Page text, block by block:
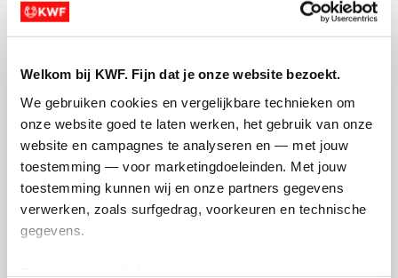
Welkom bij KWF. Fijn dat je onze website bezoekt.
We gebruiken cookies en vergelijkbare technieken om
onze website goed te laten werken, het gebruik van onze
website en campagnes te analyseren en — met jouw
toestemming — voor marketingdoeleinden. Met jouw
toestemming kunnen wij en onze partners gegevens
verwerken, zoals surfgedrag, voorkeuren en technische
gegevens.
Opgehaald
€907
Streefbedrag
€1.000
Doneer Word lid van mijn team